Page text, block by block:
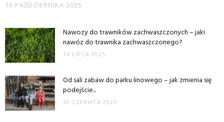
16 PAŹDZIERNIKA 2025
Nawozy do trawników zachwaszczonych – jaki
nawóz do trawnika zachwaszczonego?
14 LIPCA 2025
Od sali zabaw do parku linowego – jak zmienia się
podejście...
30 CZERWCA 2025